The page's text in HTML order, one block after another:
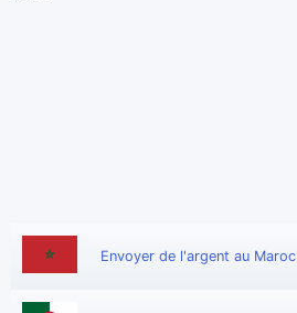
Envoyer de l'argent au Maroc